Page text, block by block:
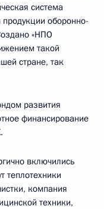
система
оборонно-
«НПО
такой
стране, так
развития
финансирование
включились
теплотехники
компания
техники,